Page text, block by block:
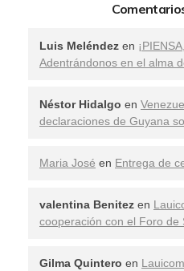
Luis Meléndez en
Adentrándonos en el alma
Néstor Hidalgo en
declaraciones de Guyana
Maria José en Entrega de
valentina Benitez en
cooperación con el Foro de
Gilma Quintero en